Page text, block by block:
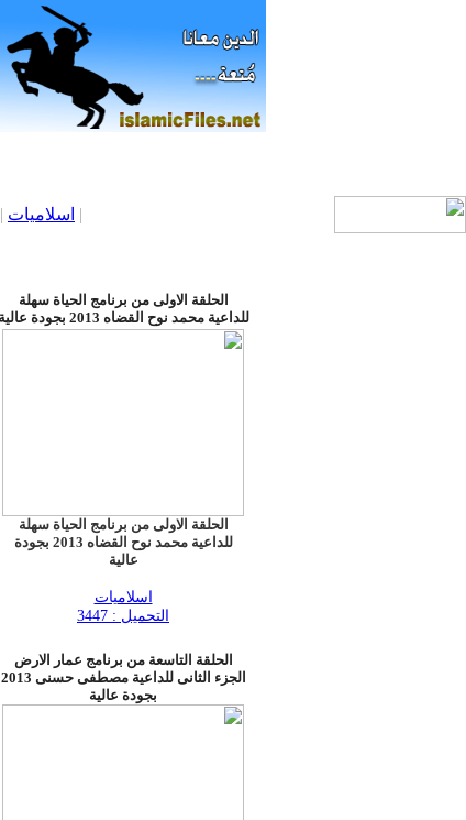
| اسلاميات |
الحلقة الاولى من برنامج الحياة سهلة
للداعية محمد نوح القضاه 2013 بجودة عالية
الحلقة الاولى من برنامج الحياة سهلة
للداعية محمد نوح القضاه 2013 بجودة
عالية
اسلاميات
التحميل : 3447
الحلقة التاسعة من برنامج عمار الارض
الجزء الثانى للداعية مصطفى حسنى 2013
بجودة عالية